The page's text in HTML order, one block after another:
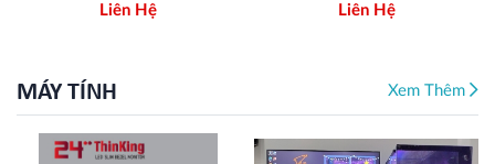
Liên Hệ
Touch/ Windows 11/ Grey
Liên Hệ
MÁY TÍNH Xem Thêm